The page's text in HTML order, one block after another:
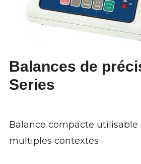
Balances de
Series
Balance compacte utilisable
multiples contextes